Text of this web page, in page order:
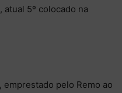
5º colocado na
emprestado pelo Remo ao